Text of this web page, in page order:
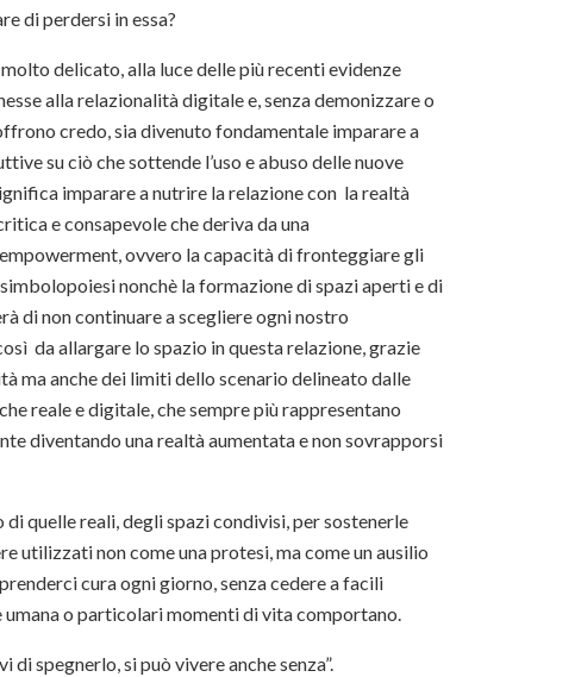
di perdersi in essa?
delicato, alla luce delle più recenti evidenze
alla relazionalità digitale e, senza demonizzare o
credo, sia divenuto fondamentale imparare a
su ciò che sottende l’uso e abuso delle nuove
imparare a nutrire la relazione con la realtà
e consapevole che deriva da una
ovvero la capacità di fronteggiare gli
nonchè la formazione di spazi aperti e di
di non continuare a scegliere ogni nostro
da allargare lo spazio in questa relazione, grazie
ma anche dei limiti dello scenario delineato dalle
reale e digitale, che sempre più rappresentano
diventando una realtà aumentata e non sovrapporsi
quelle reali, degli spazi condivisi, per sostenerle
utilizzati non come una protesi, ma come un ausilio
cura ogni giorno, senza cedere a facili
o particolari momenti di vita comportano.
spegnerlo, si può vivere anche senza”.